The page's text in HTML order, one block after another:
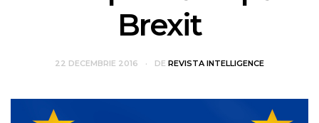
Brexit
22 DECEMBRIE 2016 DE REVISTA INTELLIGENCE